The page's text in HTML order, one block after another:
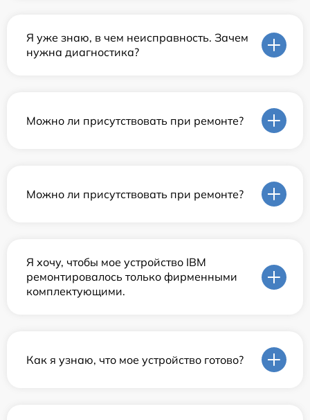
Я уже знаю, в чем неисправность. Зачем
нужна диагностика?
Можно ли присутствовать при ремонте?
Можно ли присутствовать при ремонте?
Я хочу, чтобы мое устройство IBM
ремонтировалось только фирменными
комплектующими.
Как я узнаю, что мое устройство готово?